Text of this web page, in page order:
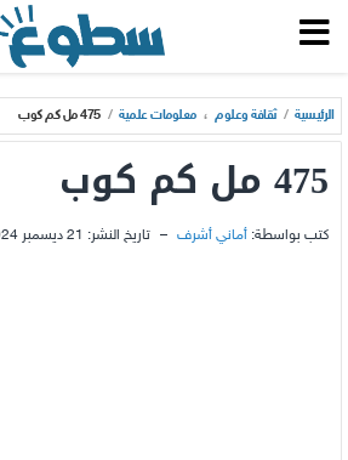
الرئيسية / ثقافة وعلوم ، معلومات علمية / 475 مل كم كوب
475 مل كم كوب
كتب بواسطة: أماني أشرف – تاريخ النشر: 21 ديسمبر 2024 - 4:23ص